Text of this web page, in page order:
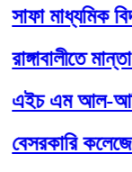
মাধ্যমিক
মান্তা
আল-আমিন সাফা
কলেজে